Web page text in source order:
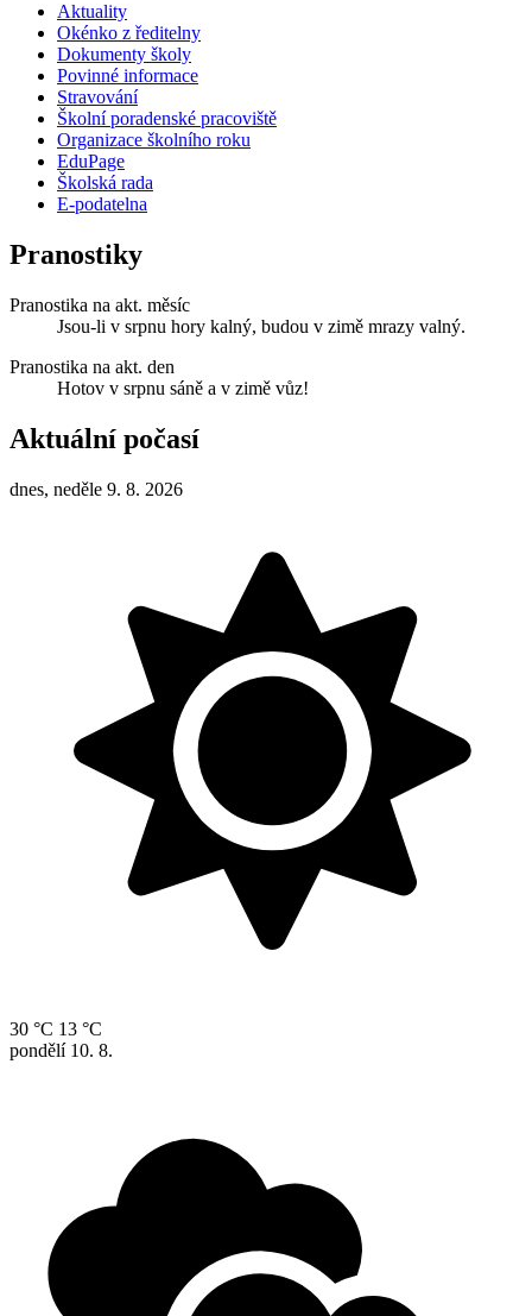
Aktuality
Okénko z ředitelny
Dokumenty školy
Povinné informace
Stravování
Školní poradenské pracoviště
Organizace školního roku
EduPage
Školská rada
E-podatelna
Pranostiky
Pranostika na akt. měsíc
Jsou-li v srpnu hory kalný, budou v zimě mrazy valný.
Pranostika na akt. den
Hotov v srpnu sáně a v zimě vůz!
Aktuální počasí
dnes, neděle 9. 8. 2026
30 °C 13 °C
pondělí 10. 8.